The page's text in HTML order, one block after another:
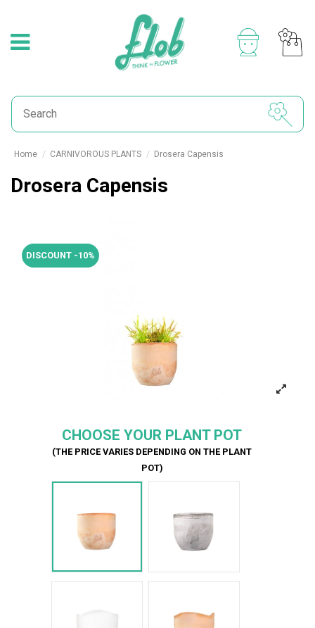
Home CARNIVOROUS PLANTS Drosera Capensis
Drosera Capensis
DISCOUNT -10%
CHOOSE YOUR PLANT POT
(THE PRICE VARIES DEPENDING ON THE PLANT
POT)